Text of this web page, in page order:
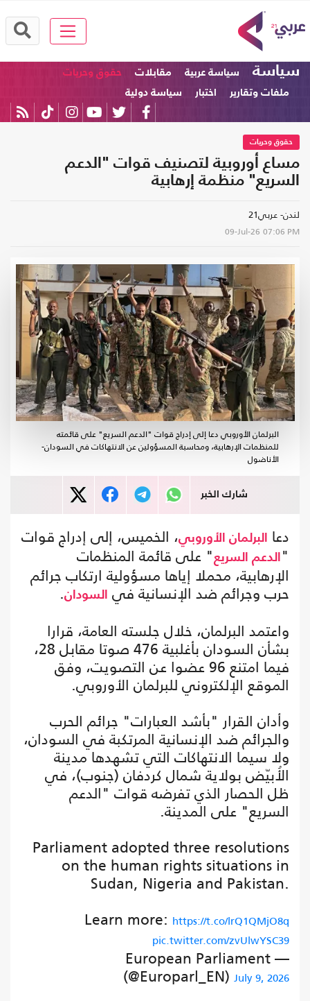
سياسة سياسة عربية مقابلات
حقوق وحريات
ملفات وتقارير
اختبار سياسة دولية
حقوق وحريات
مساع أوروبية لتصنيف قوات "الدعم
السريع" منظمة إرهابية
لندن- عربي21
09-Jul-26 07:06 PM
البرلمان الأوروبي دعا إلى إدراج قوات "الدعم السريع" على قائمته
للمنظمات الإرهابية، ومحاسبة المسؤولين عن الانتهاكات في السودان-
الأناضول
شارك الخبر
دعا البرلمان الأوروبي، الخميس، إلى إدراج قوات
"
الدعم السريع " على قائمة المنظمات
الإرهابية، محملا إياها مسؤولية ارتكاب جرائم
حرب وجرائم ضد الإنسانية في السودان.
واعتمد البرلمان، خلال جلسته العامة، قرارا
بشأن السودان بأغلبية 476 صوتا مقابل 28،
فيما امتنع 96 عضوا عن التصويت، وفق
الموقع الإلكتروني للبرلمان الأوروبي.
وأدان القرار "بأشد العبارات" جرائم الحرب
والجرائم ضد الإنسانية المرتكبة في السودان،
ولا سيما الانتهاكات التي تشهدها مدينة
الأُبيّض بولاية شمال كردفان (جنوب)، في
ظل الحصار الذي تفرضه قوات "الدعم
السريع" على المدينة.
Parliament adopted three resolutions
on the human rights situations in
Sudan, Nigeria and Pakistan.
Learn more: https://t.co/lrQ1QMjO8q
pic.twitter.com/zvUlwYSC39
— European Parliament
(@Europarl_EN) July 9, 2026